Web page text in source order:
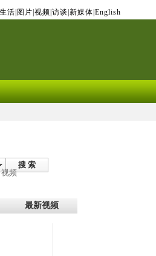
生活 图片 视频 访谈 新媒体 English
搜 索
视频
最新视频